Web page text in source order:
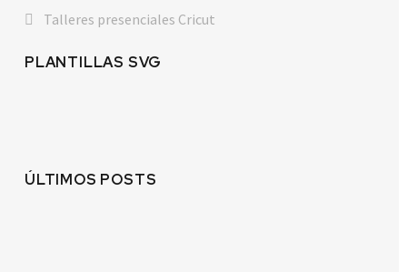
Talleres presenciales Cricut
PLANTILLAS SVG
ÚLTIMOS POSTS